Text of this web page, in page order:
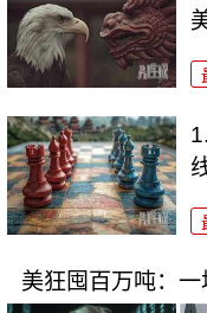
美狂囤百万吨：